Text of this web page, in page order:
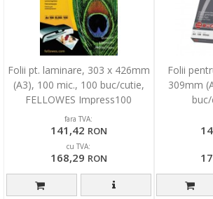
Folii pt. laminare, 303 x 426mm
(A3), 100 mic., 100 buc/cutie,
FELLOWES Impress100
fara TVA:
141,42 RON
cu TVA:
168,29 RON
Folii
309mm